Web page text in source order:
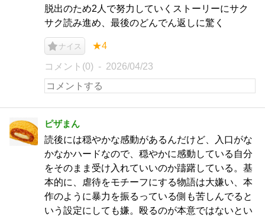
脱出のため2人で努力していくストーリーにサク
サク読み進め、最後のどんでん返しに驚く
ナイス ★4
コメント(0) 2026/04/23
ピザまん
読後には穏やかな感動があるんだけど、入口がな
かなかハードなので、穏やかに感動している自分
をそのまま受け入れていいのか躊躇している。基
本的に、虐待をモチーフにする物語は大嫌い、本
作のように暴力を振るっている側も苦しんでると
いう設定にしても嫌。殴るのが本意ではないとい